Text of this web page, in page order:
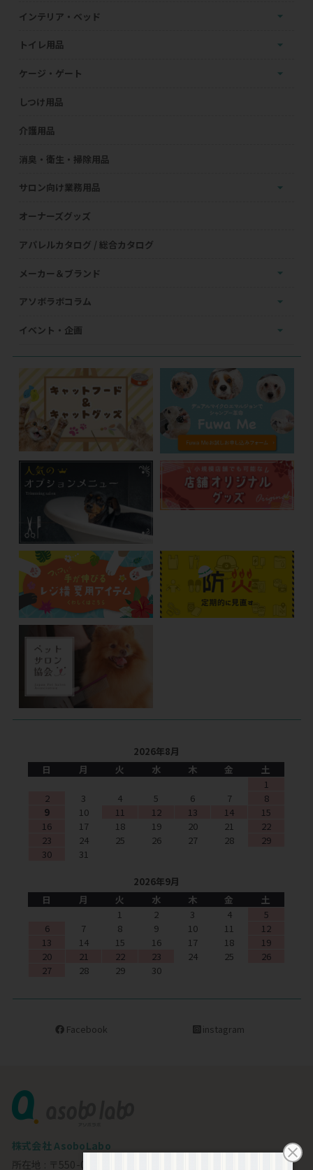
インテリア・ベッド
トイレ用品
ケージ・ゲート
しつけ用品
介護用品
消臭・衛生・掃除用品
サロン向け業務用品
オーナーズグッズ
アパレルカタログ / 総合カタログ
メーカー＆ブランド
アソボラボコラム
イベント・企画
2026年8月
日
月 火 水 木 金
土
1
2
3 4 5 6 7
8
9
10 11 12 13 14
15
16
17 18 19 20 21
22
23
24 25 26 27 28
29
30
31
2026年9月
日
月 火 水 木 金
土
1
2 3 4
5
6
7 8 9 10 11
12
13
14 15 16 17 18
19
20
21 22 23 24 25
26
27
28 29 30
Facebook instagram
株式会社 AsoboLabo
所在地 : 〒550-0002 大阪市西区江戸堀1-23-11 6F